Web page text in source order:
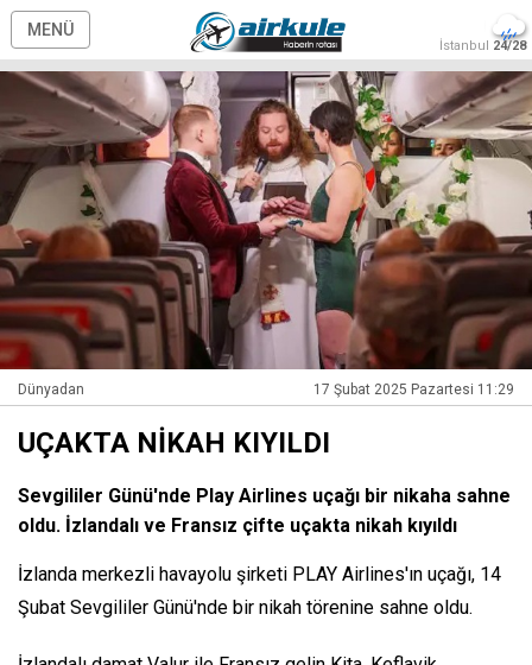
MENÜ
İstanbul 24/28
Dünyadan 17 Şubat 2025 Pazartesi 11:29
UÇAKTA NİKAH KIYILDI
Sevgililer Günü'nde Play Airlines uçağı bir nikaha sahne
oldu. İzlandalı ve Fransız çifte uçakta nikah kıyıldı
İzlanda merkezli havayolu şirketi PLAY Airlines'ın uçağı, 14
Şubat Sevgililer Günü'nde bir nikah törenine sahne oldu.